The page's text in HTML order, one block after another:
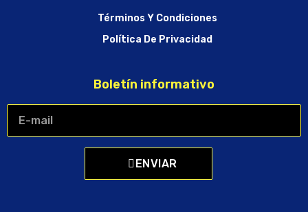
Términos Y Condiciones
Política De Privacidad
Boletín informativo
ENVIAR